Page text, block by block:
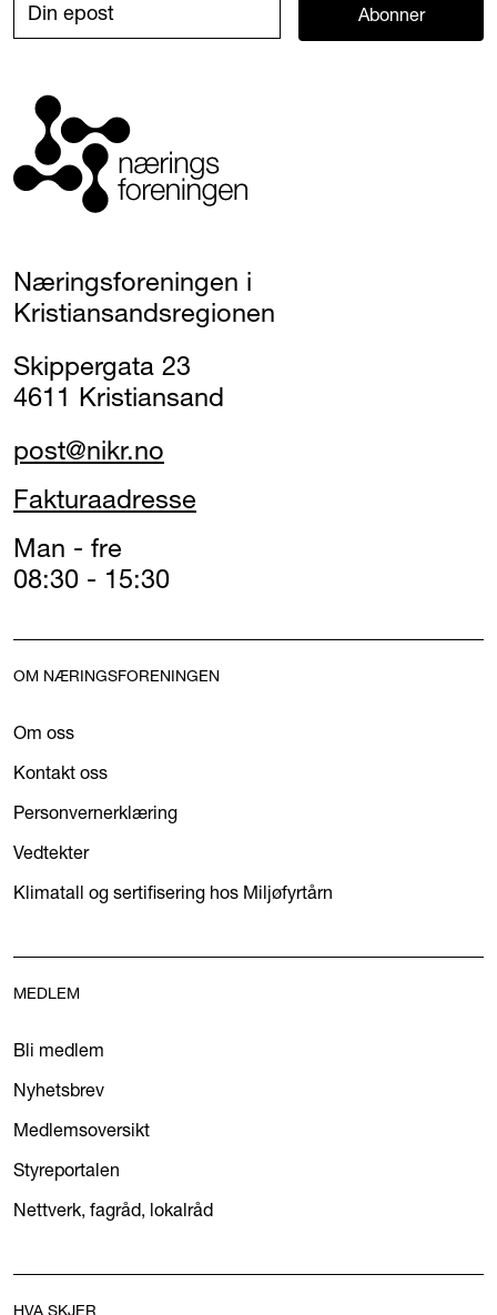
Abonner
Næringsforeningen i
Kristiansandsregionen
Skippergata 23
4611 Kristiansand
post@nikr.no
Fakturaadresse
Man - fre
08:30 - 15:30
OM NÆRINGSFORENINGEN
Om oss
Kontakt oss
Personvernerklæring
Vedtekter
Klimatall og sertifisering hos Miljøfyrtårn
MEDLEM
Bli medlem
Nyhetsbrev
Medlemsoversikt
Styreportalen
Nettverk, fagråd, lokalråd